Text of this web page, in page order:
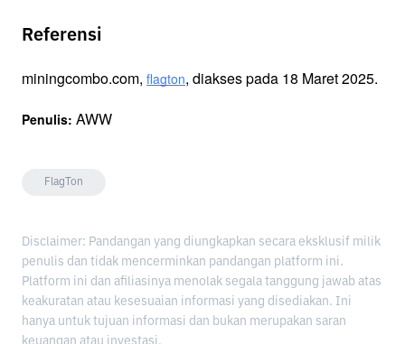
Referensi
miningcombo.com, flagton, diakses pada 18 Maret 2025.
Penulis: AWW
FlagTon
Disclaimer: Pandangan yang diungkapkan secara eksklusif milik
penulis dan tidak mencerminkan pandangan platform ini.
Platform ini dan afiliasinya menolak segala tanggung jawab atas
keakuratan atau kesesuaian informasi yang disediakan. Ini
hanya untuk tujuan informasi dan bukan merupakan saran
keuangan atau investasi.